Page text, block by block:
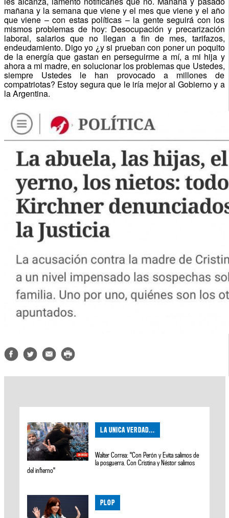
mañana y la semana que viene y el mes que viene y el año
que viene – con estas políticas – la gente seguirá con los
mismos problemas de hoy: Desocupación y precarización
laboral, salarios que no llegan a fin de mes, tarifazos,
endeudamiento. Digo yo ¿y si prueban con poner un poquito
de la energía que gastan en perseguirme a mí, a mi hija y
ahora a mi madre, en solucionar los problemas que Ustedes,
siempre Ustedes le han provocado a millones de
compatriotas? Estoy segura que le iría mejor al Gobierno y a
la Argentina.
LA UNICA VERDAD...
Walter Correa: "Con Perón y Evita salimos de
la posguerra. Con Cristina y Néstor salimos
del infierno"
PLOP